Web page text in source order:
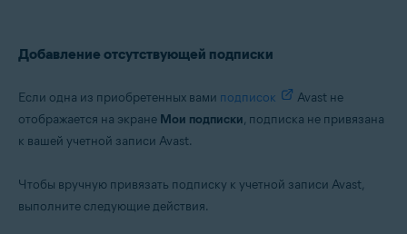
Добавление отсутствующей подписки
Если одна из приобретенных вами подписок
Avast не
отображается на экране Мои подписки, подписка не привязана
к вашей учетной записи Avast.
Чтобы вручную привязать подписку к учетной записи Avast,
выполните следующие действия.